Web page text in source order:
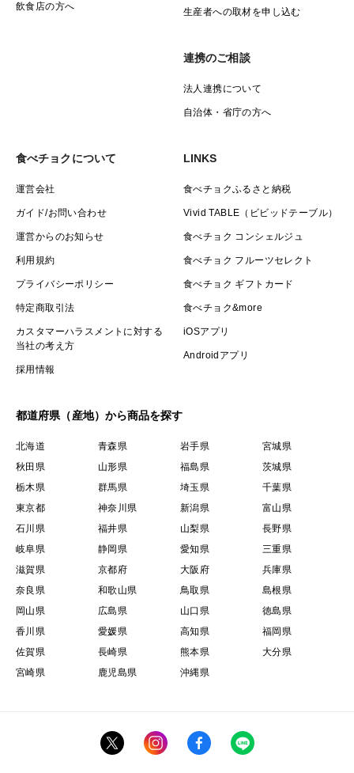
飲食店の方へ 生産者への取材を申し込む
連携のご相談
法人連携について
自治体・省庁の方へ
食べチョクについて
運営会社
ガイド/お問い合わせ
運営からのお知らせ
利用規約
プライバシーポリシー
特定商取引法
カスタマーハラスメントに対する
当社の考え方
採用情報
LINKS
食べチョクふるさと納税
Vivid TABLE（ビビッドテーブル）
食べチョク コンシェルジュ
食べチョク フルーツセレクト
食べチョク ギフトカード
食べチョク&more
iOSアプリ
Androidアプリ
都道府県（産地）から商品を探す
北海道 青森県 岩手県
宮城県
秋田県
山形県 福島県
茨城県
栃木県
群馬県 埼玉県
千葉県
東京都
神奈川県 新潟県
富山県
石川県
福井県 山梨県
長野県
岐阜県
静岡県 愛知県
三重県
滋賀県
京都府 大阪府
兵庫県
奈良県
和歌山県 鳥取県
島根県
岡山県
広島県 山口県
徳島県
香川県
愛媛県 高知県
福岡県
佐賀県
長崎県 熊本県
大分県
宮崎県
鹿児島県 沖縄県